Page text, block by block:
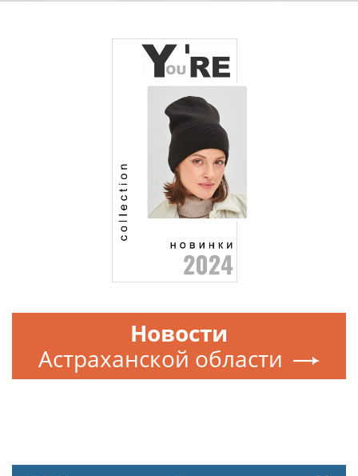
Новости
Астраханской области